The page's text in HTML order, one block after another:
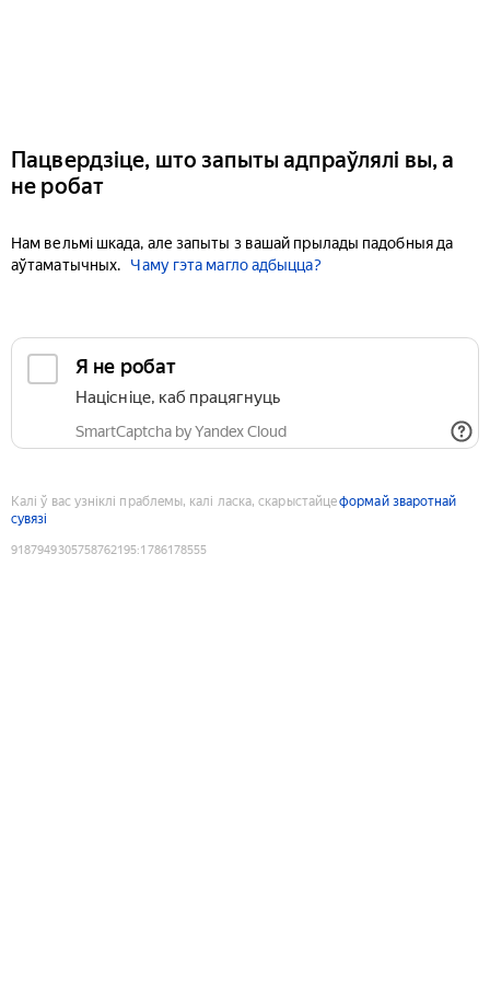
Пацвердзіце, што запыты адпраўлялі вы, а
не робат
Нам вельмі шкада, але запыты з вашай прылады падобныя да
аўтаматычных.
Чаму гэта магло адбыцца?
Я не робат
Націсніце, каб працягнуць
SmartCaptcha by Yandex Cloud
Калі ў вас узніклі праблемы, калі ласка, скарыстайцеформай зваротнай
сувязі
9187949305758762195:1786178555